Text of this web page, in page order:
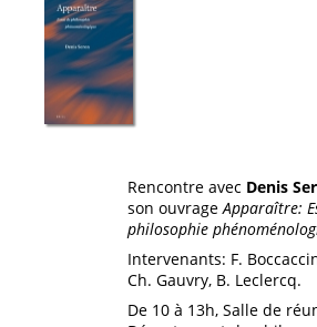
Rencontre avec Denis
son ouvrageApparaître:
philosophie
Intervenants: F.
Ch. Gauvry, B. Leclercq.
De 10 à 13h, Salle de